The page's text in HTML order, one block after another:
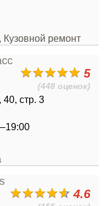
Кузовной ремонт
5
(448 оценок)
40, стр. 3
4.6